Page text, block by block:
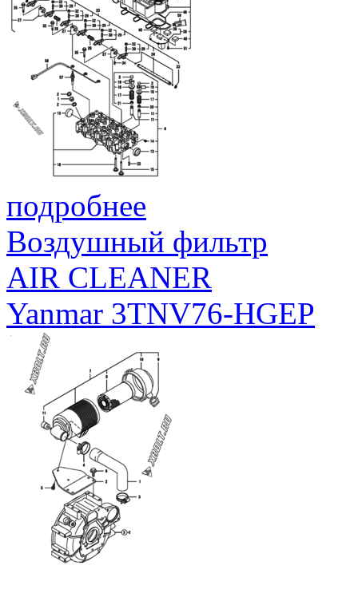
подробнее
Воздушный фильтр
AIR CLEANER
Yanmar 3TNV76-HGEP